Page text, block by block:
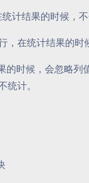
计结果的时候，
，在统计结果的
时候，会忽略
计。